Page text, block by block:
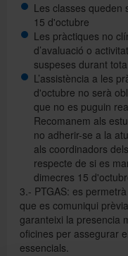
Les classes queden
15 d'octubre
Les pràctiques no
d’avaluació o
suspeses durant
L’assistència a les
d'octubre no serà
que no es puguin
Recomanem als
no adherir-se a la
als coordinadors
respecte de si es
dimecres 15
3.- PTGAS: es
que es comuniqui
garanteixi la presencia
oficines per assegurar
essencials.